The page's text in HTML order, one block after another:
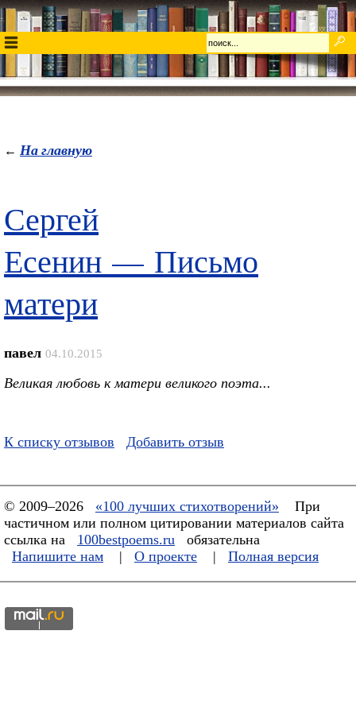
← На главную
Сергей
Есенин — Письмо
матери
павел 04.10.2015
Великая любовь к матери великого поэта...
К списку отзывов Добавить отзыв
© 2009–2026 «100 лучших стихотворений»
При
частичном или полном цитировании материалов сайта
ссылка на
100bestpoems.ru
обязательна
Напишите нам
| О проекте | Полная версия